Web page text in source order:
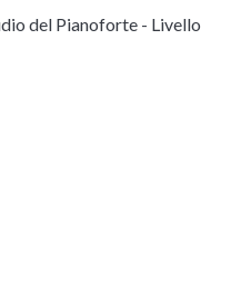
del Pianoforte - Livello